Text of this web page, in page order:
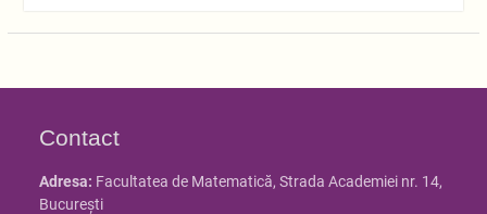
Contact
Adresa: Facultatea de Matematică, Strada Academiei nr. 14,
Bucureşti